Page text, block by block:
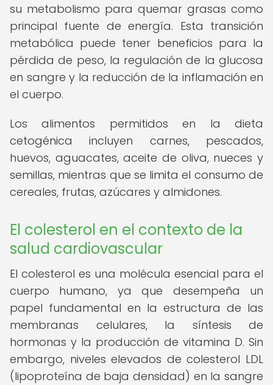
su metabolismo para quemar grasas como
principal fuente de energía. Esta transición
metabólica puede tener beneficios para la
pérdida de peso, la regulación de la glucosa
en sangre y la reducción de la inflamación en
el cuerpo.
Los alimentos permitidos en la dieta
cetogénica incluyen carnes, pescados,
huevos, aguacates, aceite de oliva, nueces y
semillas, mientras que se limita el consumo de
cereales, frutas, azúcares y almidones.
El colesterol en el contexto de la
salud cardiovascular
El colesterol es una molécula esencial para el
cuerpo humano, ya que desempeña un
papel fundamental en la estructura de las
membranas celulares, la síntesis de
hormonas y la producción de vitamina D. Sin
embargo, niveles elevados de colesterol LDL
(lipoproteína de baja densidad) en la sangre